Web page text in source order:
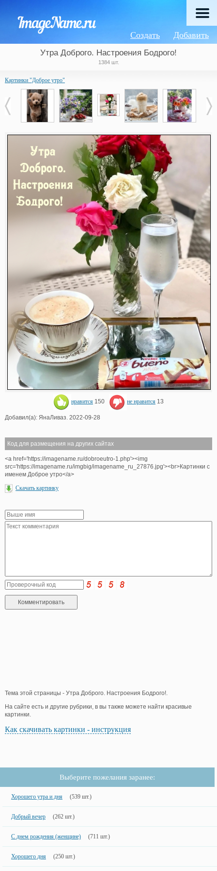
Добавить
Создать
Утра Доброго. Настроения Бодрого!
1384 шт.
Картинки "Доброе утро"
нравится 150 не нравится 13
Добавил(а): ЯнаЛиваз. 2022-09-28
Код для размещения на других сайтах
<a href='https://imagename.ru/dobroeutro-1.php'><img
src='https://imagename.ru/imgbig/imagename_ru_27876.jpg'><br>Картинки с
именем Доброе утро</a>
Скачать картинку
Тема этой страницы - Утра Доброго. Настроения Бодрого!.
На сайте есть и другие рубрики, в вы также можете найти красивые
картинки.
Как скачивать картинки - инструкция
Выберите пожелания заранее:
Хорошего утра и дня (539 шт.)
Добрый вечер (262 шт.)
С днем рождения (женщине) (711 шт.)
Хорошего дня (250 шт.)